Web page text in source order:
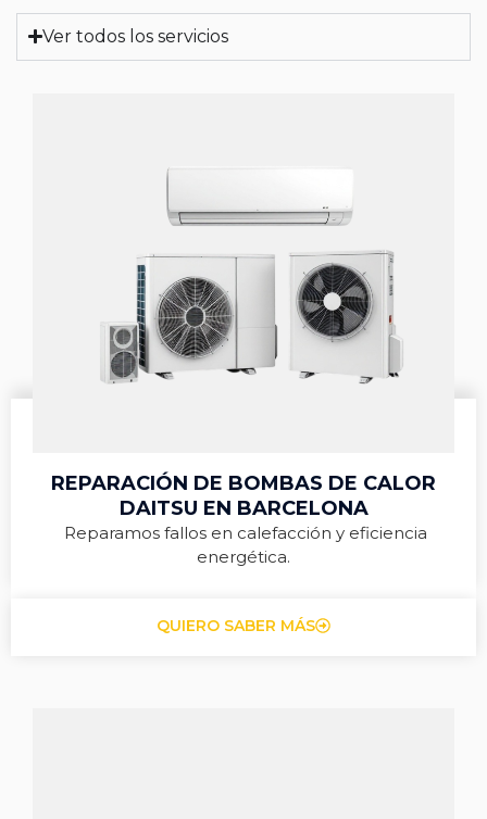
Ver todos los servicios
REPARACIÓN DE BOMBAS DE CALOR
DAITSU EN BARCELONA
Reparamos fallos en calefacción y eficiencia
energética.
QUIERO SABER MÁS